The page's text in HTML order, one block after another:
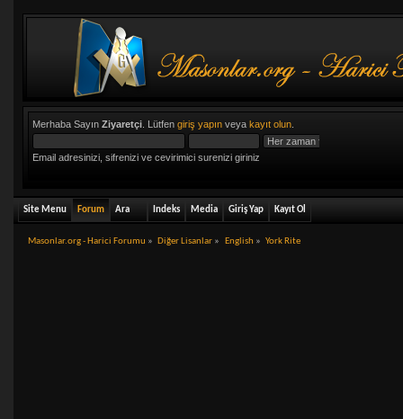
Merhaba Sayın Ziyaretçi. Lütfen giriş yapınveya kayıt olun.
Email adresinizi, sifrenizi ve cevirimici surenizi giriniz
Site Menu Forum Ara Indeks Media Giriş Yap Kayıt Ol
Masonlar.org - Harici Forumu » Diğer Lisanlar » English» York Rite